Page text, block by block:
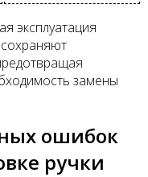
эксплуатация
замены
ошибок
ручки